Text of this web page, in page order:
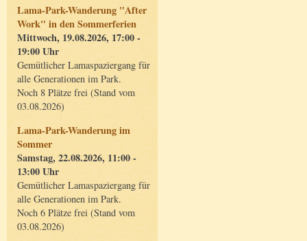
Lama-Park-Wanderung "After
Work" in den Sommerferien
Mittwoch, 19.08.2026, 17:00 -
19:00 Uhr
Gemütlicher Lamaspaziergang für
alle Generationen im Park.
Noch 8 Plätze frei (Stand vom
03.08.2026)
Lama-Park-Wanderung im
Sommer
Samstag, 22.08.2026, 11:00 -
13:00 Uhr
Gemütlicher Lamaspaziergang für
alle Generationen im Park.
Noch 6 Plätze frei (Stand vom
03.08.2026)